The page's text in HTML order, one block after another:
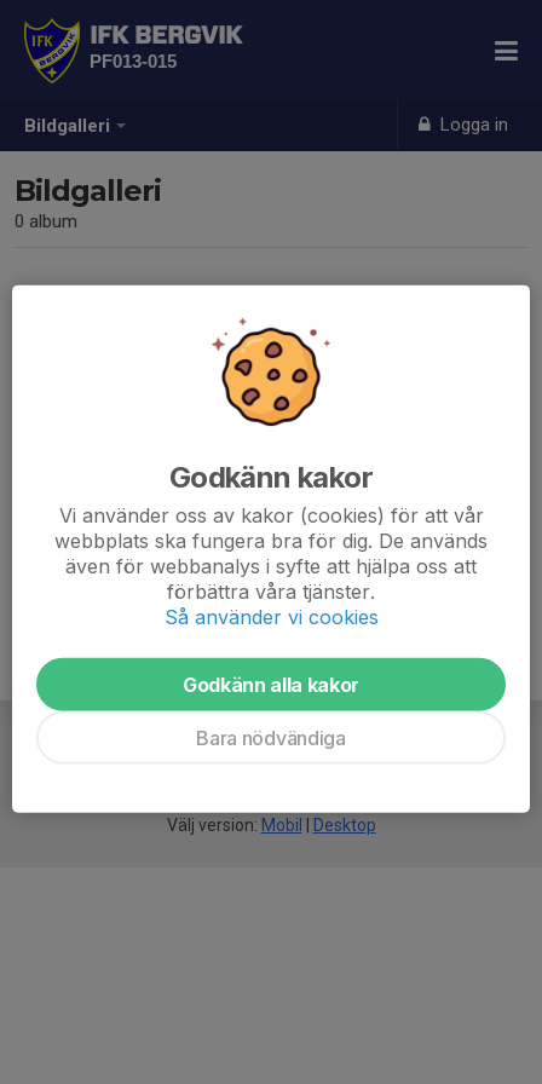
Bildgalleri Logga in
IFK BERGVIK
PF013-015
Bildgalleri
0 album
Inga album skapade
Välj version: Mobil Desktop
Godkänn kakor
Vi använder oss av kakor (cookies) för att vår
webbplats ska fungera bra för dig. De används
även för webbanalys i syfte att hjälpa oss att
förbättra våra tjänster.
Så använder vi cookies
Godkänn alla kakor
Bara nödvändiga